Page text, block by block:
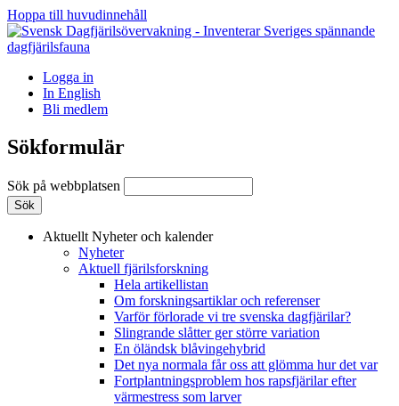
Hoppa till huvudinnehåll
Logga in
In English
Bli medlem
Sökformulär
Sök på webbplatsen
Aktuellt Nyheter och kalender
Nyheter
Aktuell fjärilsforskning
Hela artikellistan
Om forskningsartiklar och referenser
Varför förlorade vi tre svenska dagfjärilar?
Slingrande slåtter ger större variation
En öländsk blåvingehybrid
Det nya normala får oss att glömma hur det var
Fortplantningsproblem hos rapsfjärilar efter
värmestress som larver